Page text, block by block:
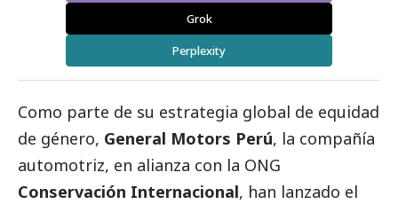
Grok
Perplexity
Como parte de su estrategia global de equidad
de género, General Motors Perú, la compañía
automotriz, en alianza con la ONG
Conservación Internacional, han lanzado el